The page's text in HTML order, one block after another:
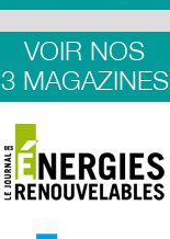
VOIR NOS
3 MAGAZINES